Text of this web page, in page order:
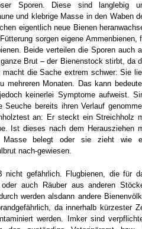
Sporen. Diese sind langlebig
und klebrige Masse in den Waben
eigentlich neue Bienen
sorgen eigene Ammenbienen,
Beide verteilen die Sporen auch
Brut – der Bienenstock stirbt, da
die Sache extrem schwer: Sie
mehreren Monaten. Das kann
keinerlei Symptome aufweist.
bereits ihren Verlauf
an: Er steckt ein Streichholz
Ist dieses nach dem Herausziehen
Masse belegt oder sie zieht wie
nach-gewiesen.
nicht gefährlich. Flugbienen, die für
auch Räuber aus anderen
werden alsdann andere
da innerhalb kürzester
werden. Imker sind